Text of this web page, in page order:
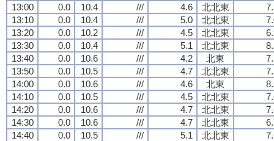
13:00
0.0 10.4 /// 4.6 北北東
13:10
0.0 10.4 /// 5.0 北北東
13:20
0.0 10.2 /// 4.5 北北東
13:30
0.0 10.4 /// 5.1 北北東
13:40
0.0 10.6 /// 4.2 北東
13:50
0.0 10.5 /// 4.7 北北東
14:00
0.0 10.6 /// 4.6 北東
14:10
0.0 10.5 /// 4.5 北北東
14:20
0.0 10.6 /// 4.7 北北東
14:30
0.0 10.6 /// 4.7 北北東
14:40
0.0 10.5 /// 5.1 北北東